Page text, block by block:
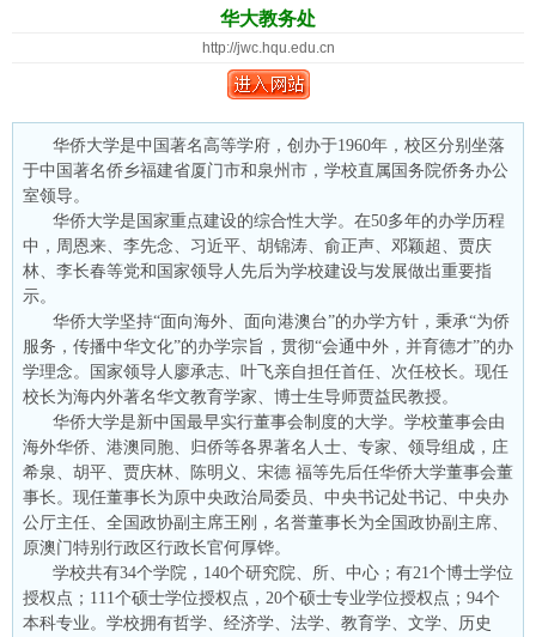
华大教务处
http://jwc.hqu.edu.cn
华侨大学是中国著名高等学府，创办于1960年，校区分别坐落
于中国著名侨乡福建省厦门市和泉州市，学校直属国务院侨务办公
室领导。
华侨大学是国家重点建设的综合性大学。在50多年的办学历程
中，周恩来、李先念、习近平、胡锦涛、俞正声、邓颖超、贾庆
林、李长春等党和国家领导人先后为学校建设与发展做出重要指
示。
华侨大学坚持“面向海外、面向港澳台”的办学方针，秉承“为侨
服务，传播中华文化”的办学宗旨，贯彻“会通中外，并育德才”的办
学理念。国家领导人廖承志、叶飞亲自担任首任、次任校长。现任
校长为海内外著名华文教育学家、博士生导师贾益民教授。
华侨大学是新中国最早实行董事会制度的大学。学校董事会由
海外华侨、港澳同胞、归侨等各界著名人士、专家、领导组成，庄
希泉、胡平、贾庆林、陈明义、宋德 福等先后任华侨大学董事会董
事长。现任董事长为原中央政治局委员、中央书记处书记、中央办
公厅主任、全国政协副主席王刚，名誉董事长为全国政协副主席、
原澳门特别行政区行政长官何厚铧。
学校共有34个学院，140个研究院、所、中心；有21个博士学位
授权点；111个硕士学位授权点，20个硕士专业学位授权点；94个
本科专业。学校拥有哲学、经济学、法学、教育学、文学、历史